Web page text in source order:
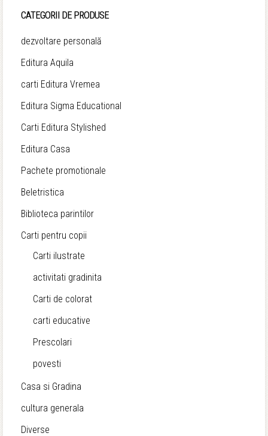
fost:
54,90 lei.
CATEGORII DE PRODUSE
dezvoltare personală
Editura Aquila
carti Editura Vremea
Editura Sigma Educational
Carti Editura Stylished
Editura Casa
Pachete promotionale
Beletristica
Biblioteca parintilor
Carti pentru copii
Carti ilustrate
activitati gradinita
Carti de colorat
carti educative
Prescolari
povesti
Casa si Gradina
cultura generala
Diverse